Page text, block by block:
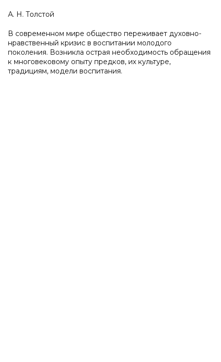
А. Н. Толстой
В современном мире общество переживает духовно-
нравственный кризис в воспитании молодого
поколения. Возникла острая необходимость обращения
к многовековому опыту предков, их культуре,
традициям, модели воспитания.